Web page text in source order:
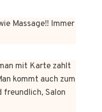
Massage!! Immer
mit Karte zahlt
kommt auch zum
Salon